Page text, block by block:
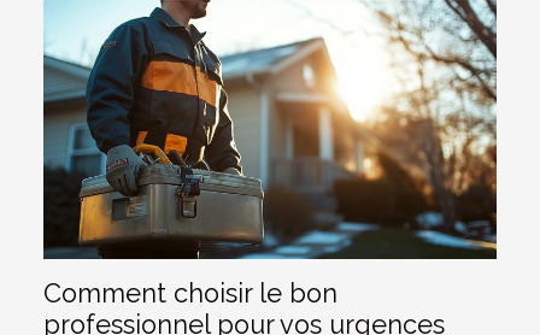
Comment choisir le bon
professionnel pour vos urgences